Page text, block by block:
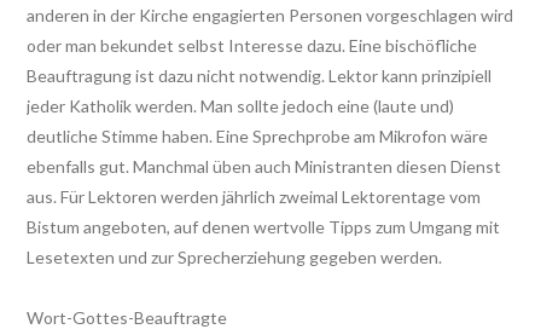
anderen in der Kirche engagierten Personen vorgeschlagen wird
oder man bekundet selbst Interesse dazu. Eine bischöfliche
Beauftragung ist dazu nicht notwendig. Lektor kann prinzipiell
jeder Katholik werden. Man sollte jedoch eine (laute und)
deutliche Stimme haben. Eine Sprechprobe am Mikrofon wäre
ebenfalls gut. Manchmal üben auch Ministranten diesen Dienst
aus. Für Lektoren werden jährlich zweimal Lektorentage vom
Bistum angeboten, auf denen wertvolle Tipps zum Umgang mit
Lesetexten und zur Sprecherziehung gegeben werden.
Wort-Gottes-Beauftragte